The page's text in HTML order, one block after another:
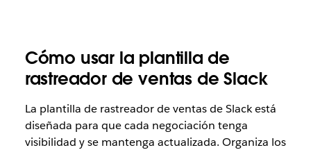
Cómo usar la plantilla de
rastreador de ventas de Slack
La plantilla de rastreador de ventas de Slack está
diseñada para que cada negociación tenga
visibilidad y se mantenga actualizada. Organiza los